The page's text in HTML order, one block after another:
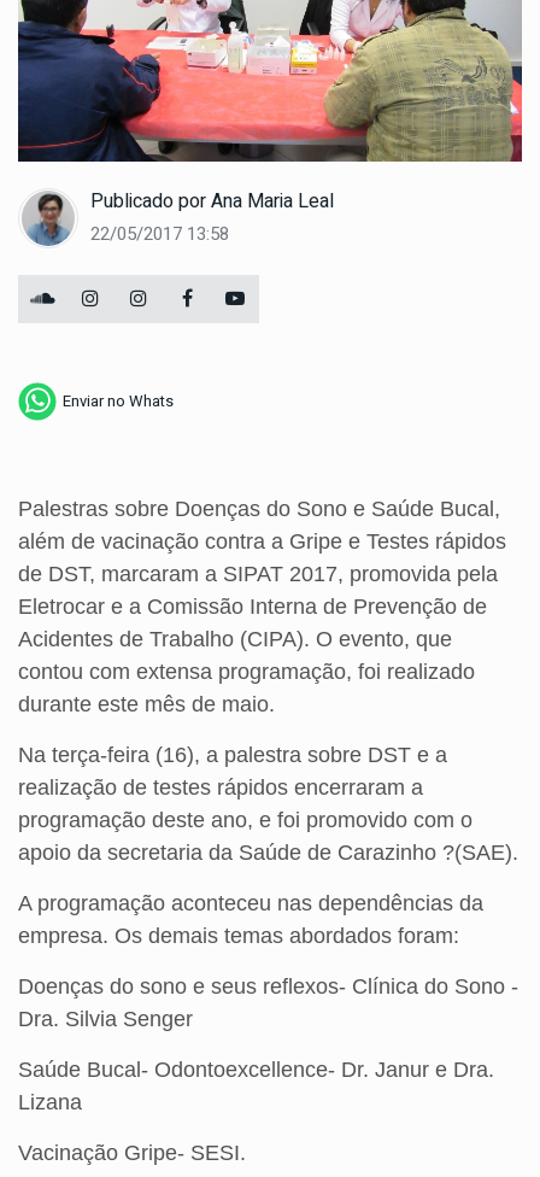
Publicado porAna Maria Leal
22/05/2017 13:58
Enviar no Whats
Palestras sobre Doenças do Sono e Saúde Bucal,
além de vacinação contra a Gripe e Testes rápidos
de DST, marcaram a SIPAT 2017, promovida pela
Eletrocar e a Comissão Interna de Prevenção de
Acidentes de Trabalho (CIPA). O evento, que
contou com extensa programação, foi realizado
durante este mês de maio.
Na terça-feira (16), a palestra sobre DST e a
realização de testes rápidos encerraram a
programação deste ano, e foi promovido com o
apoio da secretaria da Saúde de Carazinho ?(SAE).
A programação aconteceu nas dependências da
empresa. Os demais temas abordados foram:
Doenças do sono e seus reflexos- Clínica do Sono -
Dra. Silvia Senger
Saúde Bucal- Odontoexcellence- Dr. Janur e Dra.
Lizana
Vacinação Gripe- SESI.